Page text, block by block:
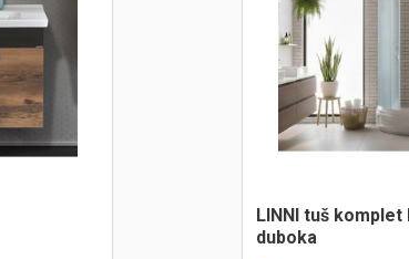
LINNI tuš komplet R90 classic
duboka